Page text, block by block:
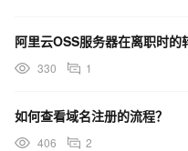
阿里云OSS服务器在离职时的
330 1
如何查看域名注册的流程？
406 2